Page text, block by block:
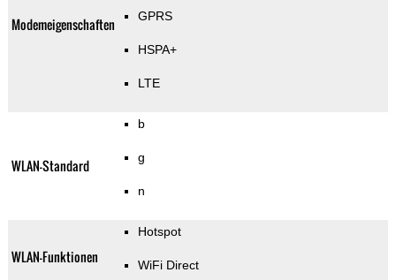
Modemeigenschaften GPRS
HSPA+
LTE
WLAN-Standard
b
g
n
WLAN-Funktionen
Hotspot
WiFi Direct